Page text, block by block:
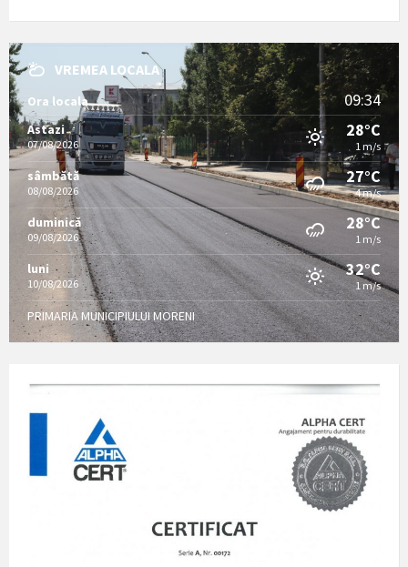
VREMEA LOCALA
Ora locala 09:34
Astazi
07/08/2026
28°C
1 m/s
sâmbătă
08/08/2026
27°C
4 m/s
duminică
09/08/2026
28°C
1 m/s
luni
10/08/2026
32°C
1 m/s
PRIMARIA MUNICIPIULUI MORENI